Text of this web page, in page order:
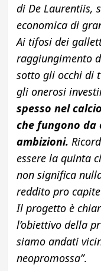
di De Laurentiis,
economica di
Ai tifosi dei
raggiungimento
sotto gli occhi di
gli onerosi
spesso nel
che fungono
ambizioni.
essere la quinta
non significa
reddito pro
Il progetto è
l’obiettivo della
siamo andati
neopromossa”.